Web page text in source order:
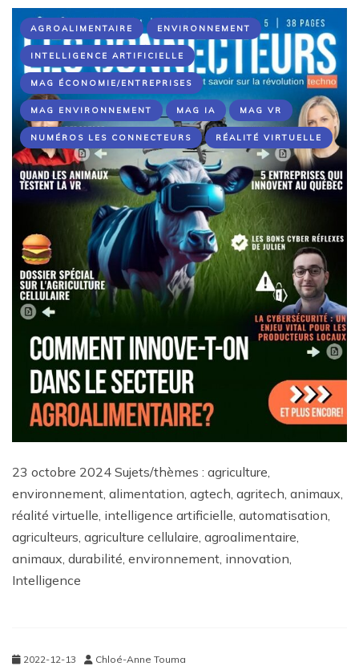
AGROALIMENTAIRE ENVIRONNEMENT
INTELLIGENCE ARTIFICIELLE
MAG ÉCONOMIE/ENTREPRISES
MAG ENVIRONNEMENT MAG IA MAG VR
NUMÉROS LES CONNECTEURS RÉALITÉ VIRTUELLE
23 octobre 2024 Sujets/thèmes : agriculture,
environnement, alimentation, agtech, agritech, animaux,
réalité virtuelle, intelligence artificielle, automatisation,
agriculteurs, agriculture cellulaire, agroalimentaire,
animaux, durabilité, environnement, innovation,
Intelligence
2022-12-13 Chloé-Anne Touma